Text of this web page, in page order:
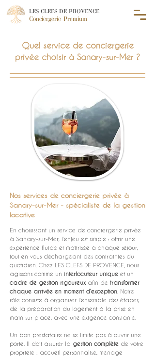
LES CLEFS DE PROVENCE
Conciergerie Premium
Quel service de conciergerie
privée choisir à Sanary-sur-Mer ?
Nos services de conciergerie privée à
Sanary-sur-Mer - spécialiste de la gestion
locative
En choisissant un service de conciergerie privée
à Sanary-sur-Mer, l’enjeu est simple : offrir une
expérience fluide et maîtrisée à chaque séjour,
tout en vous déchargeant des contraintes du
quotidien. Chez LES CLEFS DE PROVENCE, nous
agissons comme un interlocuteur unique et un
cadre de gestion rigoureux afin de transformer
chaque arrivée en moment d’exception . Notre
rôle consiste à organiser l’ensemble des étapes,
de la préparation du logement à la prise en
main sur place, avec une exigence constante.
Un bon prestataire ne se limite pas à ouvrir une
porte. Il doit assurer la gestion complète de votre
propriété : accueil personnalisé, ménage